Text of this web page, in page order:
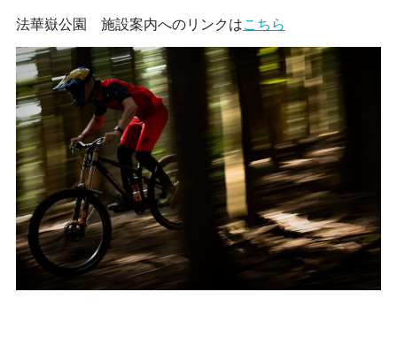
法華嶽公園 施設案内へのリンクはこちら